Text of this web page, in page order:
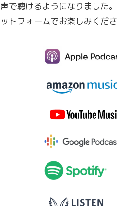
声で聴けるようになりました
ットフォームでお楽しみくださ